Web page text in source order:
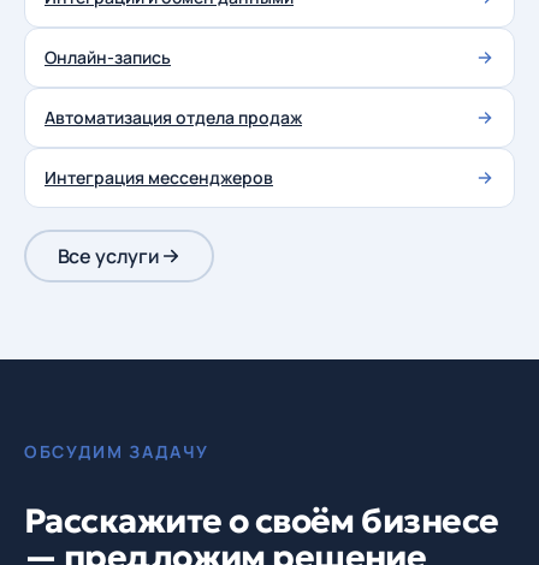
Онлайн-запись
Автоматизация отдела продаж
Интеграция мессенджеров
Все услуги
ОБСУДИМ ЗАДАЧУ
Расскажите о своём бизнесе